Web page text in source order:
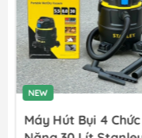
NEW
Máy Hút Bụi 4 Chức